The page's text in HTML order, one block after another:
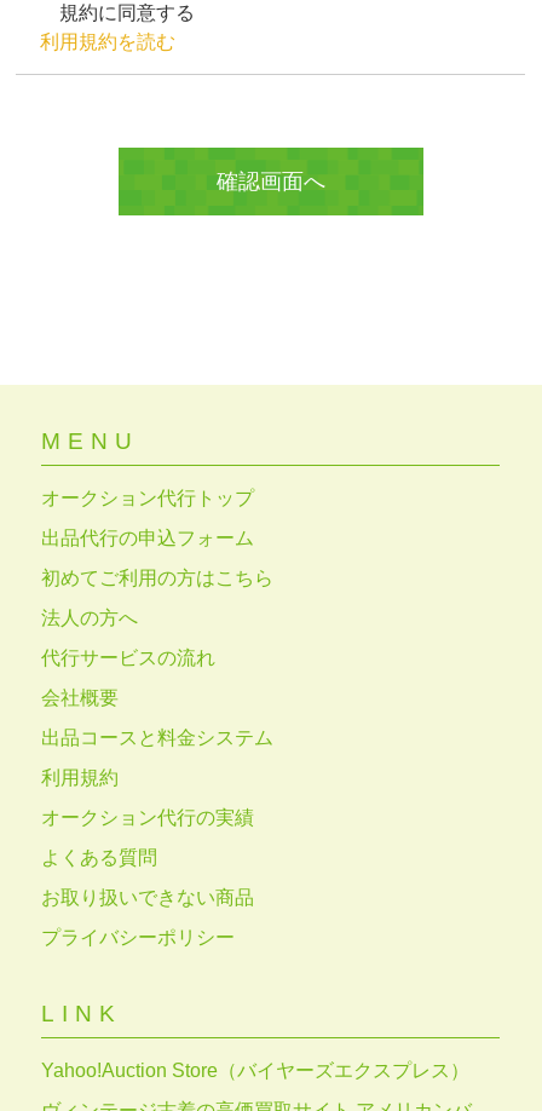
規約に同意する
利用規約を読む
MENU
オークション代行トップ
出品代行の申込フォーム
初めてご利用の方はこちら
法人の方へ
代行サービスの流れ
会社概要
出品コースと料金システム
利用規約
オークション代行の実績
よくある質問
お取り扱いできない商品
プライバシーポリシー
LINK
Yahoo!Auction Store（バイヤーズエクスプレス）